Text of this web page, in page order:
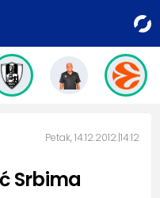
Petak, 14.12.2012. 14:12
Srbima